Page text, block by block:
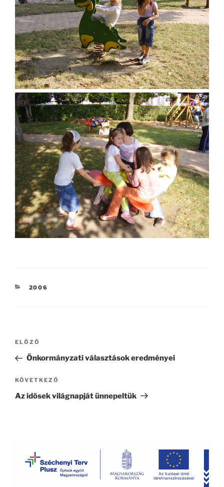
KATEGÓRIÁK
2006
Bejegyzés
navigáció
Korábbi
bejegyzés
ELŐZŐ
Önkormányzati választások eredményei
Következő
bejegyzés
KÖVETKEZŐ
Az idősek világnapját ünnepeltük